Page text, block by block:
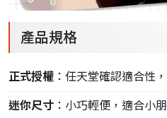
產品規格
正式授權 ：任天堂確認適合性
迷你尺寸 ：小巧輕便，適合小